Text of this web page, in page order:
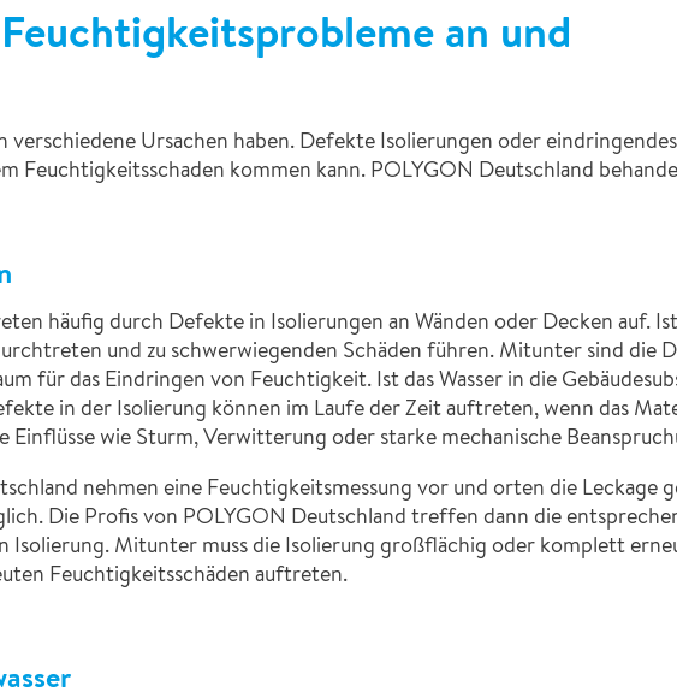
an und
Ursachen haben. Defekte Isolierungen oder
Feuchtigkeitsschaden kommen kann. POLYGON Deutschland
häufig durch Defekte in Isolierungen an Wänden oder Decken auf.
und zu schwerwiegenden Schäden führen. Mitunter sind die
für das Eindringen von Feuchtigkeit. Ist das Wasser in die
in der Isolierung können im Laufe der Zeit auftreten, wenn das
Einflüsse wie Sturm, Verwitterung oder starke mechanische
nehmen eine Feuchtigkeitsmessung vor und orten die Leckage
Die Profis von POLYGON Deutschland treffen dann die
Isolierung. Mitunter muss die Isolierung großflächig oder komplett
Feuchtigkeitsschäden auftreten.